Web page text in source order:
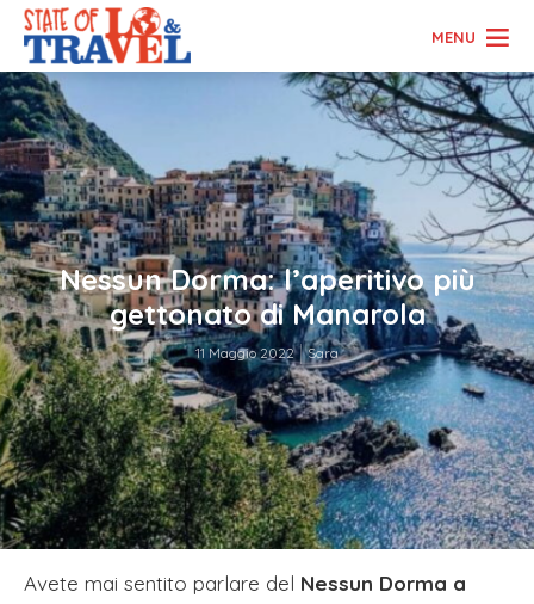
MENU
Nessun Dorma: l’aperitivo più
gettonato di Manarola
11 Maggio 2022 Sara
Avete mai sentito parlare del Nessun Dorma a